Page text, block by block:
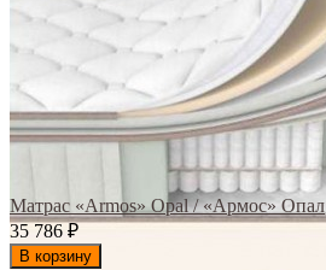
Матрас «Armos» Opal / «Армос» Опал
35 786 ₽
В корзину